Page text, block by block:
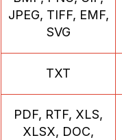
JPEG, TIFF, EMF,
SVG
TXT
PDF, RTF, XLS,
XLSX, DOC,